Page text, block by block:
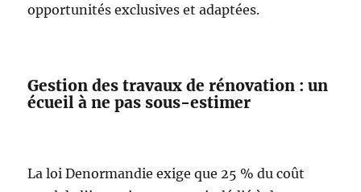
opportunités exclusives et adaptées.
Gestion des travaux de rénovation : un
écueil à ne pas sous-estimer
La loi Denormandie exige que 25 % du coût